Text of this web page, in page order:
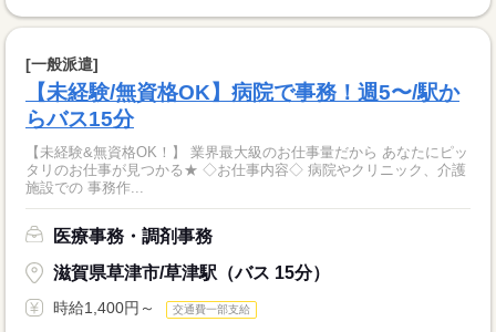
[一般派遣]
【未経験/無資格OK】病院で事務！週5〜/駅か
らバス15分
【未経験&無資格OK！】 業界最大級のお仕事量だから あなたにピッ
タリのお仕事が見つかる★ ◇お仕事内容◇ 病院やクリニック、介護
施設での 事務作...
医療事務・調剤事務
滋賀県草津市/草津駅（バス 15分）
時給1,400円～ 交通費一部支給